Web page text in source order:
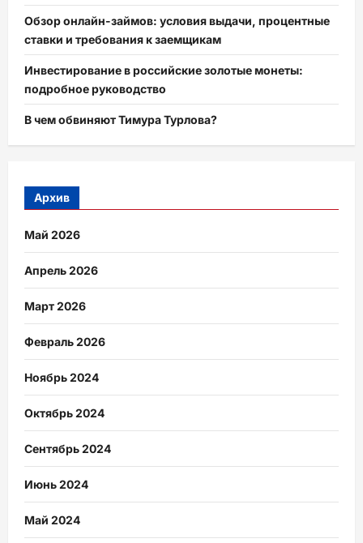
Обзор онлайн-займов: условия выдачи, процентные
ставки и требования к заемщикам
Инвестирование в российские золотые монеты:
подробное руководство
В чем обвиняют Тимура Турлова?
Архив
Май 2026
Апрель 2026
Март 2026
Февраль 2026
Ноябрь 2024
Октябрь 2024
Сентябрь 2024
Июнь 2024
Май 2024